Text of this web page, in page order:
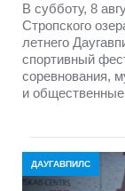
В субботу, 8
Стропского
летнего
спортивный
соревнования,
и
ДАУГАВПИЛС